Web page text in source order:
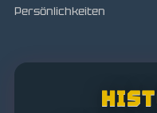
Persönlichkeiten